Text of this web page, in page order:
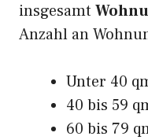
insgesamt
Anzahl an
Unter 40
40 bis 59
60 bis 79